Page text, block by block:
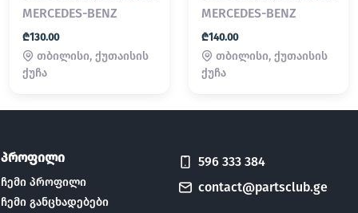
MERCEDES-BENZ
₾130.00
თბილისი, ქუთაისის
ქუჩა
MERCEDES-BENZ
₾140.00
თბილისი, ქუთაისის
ქუჩა
პროფილი
ჩემი პროფილი
ჩემი განცხადებები
596 333 384
contact@partsclub.ge